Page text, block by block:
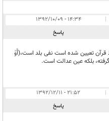
|
۱۴:۳۴ - ۱۳۹۲/۱۰/۰۹
پاسخ
قرآن تعیین شده است نفی بلد است،(أَوْ
بلکه عین عدالت است.
|
۲۱:۵۲ - ۱۳۹۲/۱۲/۱۱
پاسخ